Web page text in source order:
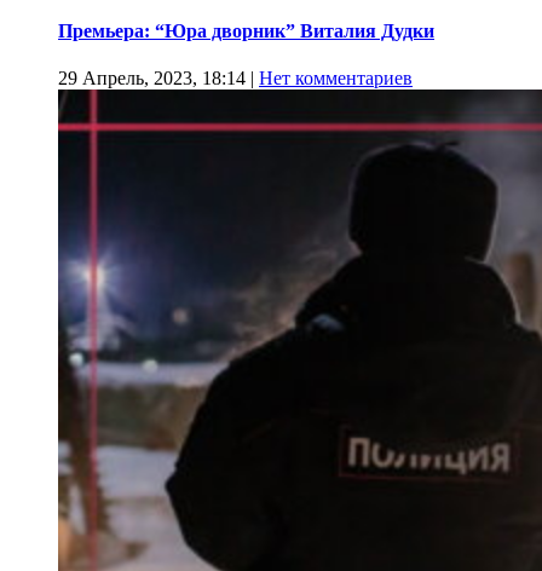
Премьера: “Юра дворник” Виталия Дудки
29 Апрель, 2023, 18:14 | Нет комментариев